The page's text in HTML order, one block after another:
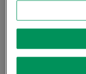
Bürofläche